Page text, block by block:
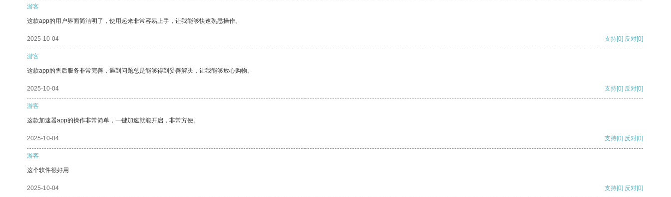
游客
这款app的用户界面简洁明了，使用起来非常容易上手，让我能够快速熟悉操作。
2025-10-04 支持[0] 反对[0]
游客
这款app的售后服务非常完善，遇到问题总是能够得到妥善解决，让我能够放心购物。
2025-10-04 支持[0] 反对[0]
游客
这款加速器app的操作非常简单，一键加速就能开启，非常方便。
2025-10-04 支持[0] 反对[0]
游客
这个软件很好用
2025-10-04 支持[0] 反对[0]